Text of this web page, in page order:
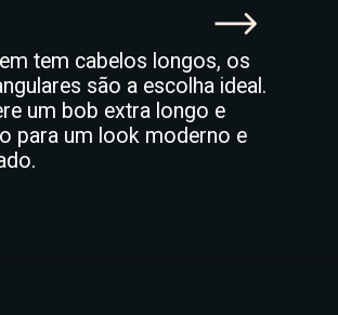
tem cabelos longos, os
são a escolha ideal.
um bob extra longo e
para um look moderno e